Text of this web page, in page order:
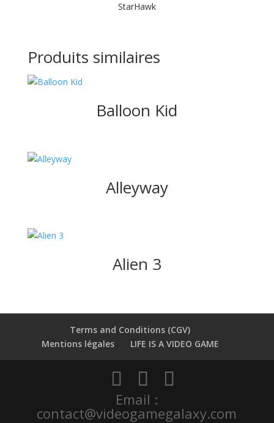
StarHawk
Produits similaires
Balloon Kid
Alleyway
Alien 3
Terms and Conditions (CGV)
Mentions légales
LIFE IS A VIDEO GAME
Email :
contact@videogamegalaxy.com